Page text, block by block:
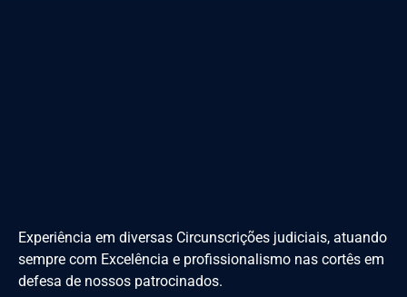
Experiência em diversas Circunscrições judiciais, atuando
sempre com Excelência e profissionalismo nas cortês em
defesa de nossos patrocinados.